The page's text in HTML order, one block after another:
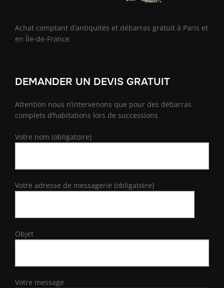
Achat comptant d’antiquités et débarras gratuit à Paris et
en Île-de-France
DEMANDER UN DEVIS GRATUIT
Attention nous n’intervenons que pour des débarras
complets d’habitations lors de successions
Votre nom (obligatoire)
Votre adresse de messagerie (obligatoire)
Objet
Votre message